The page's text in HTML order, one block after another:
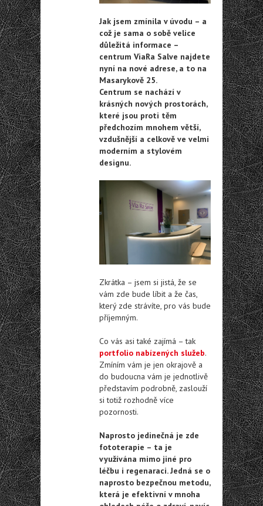
Jak jsem zmínila v úvodu – a
což je sama o sobě velice
důležitá informace –
centrum ViaRa Salve najdete
nyní na nové adrese, a to na
Masarykově 25.
Centrum se nachází v
krásných nových prostorách,
které jsou proti těm
předchozím mnohem větší,
vzdušnější a celkově ve velmi
moderním a stylovém
designu.
Zkrátka – jsem si jistá, že se
vám zde bude líbit a že čas,
který zde strávíte, pro vás bude
příjemným.
Co vás asi také zajímá – tak
portfolio nabízených služeb.
Zmíním vám je jen okrajově a
do budoucna vám je jednotlivě
představím podrobně, zaslouží
si totiž rozhodně více
pozornosti.
Naprosto jedinečná je zde
fototerapie – ta je
využívána mimo jiné pro
léčbu i regenaraci. Jedná se o
naprosto bezpečnou metodu,
která je efektivní v mnoha